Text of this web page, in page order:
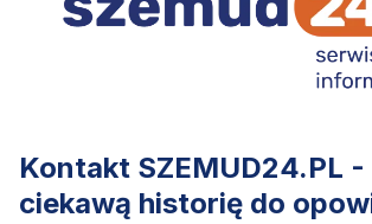
Kontakt SZEMUD24.PL -
ciekawą historię do